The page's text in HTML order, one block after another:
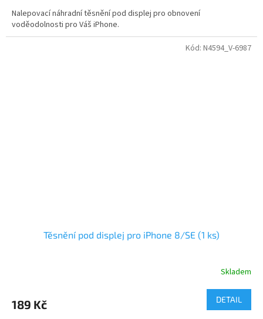
Nalepovací náhradní těsnění pod displej pro obnovení
voděodolnosti pro Váš iPhone.
Těsnění pod displej pro iPhone 8/SE (1 ks)
Skladem
189 Kč DETAIL
Kód: N4594_V-6987